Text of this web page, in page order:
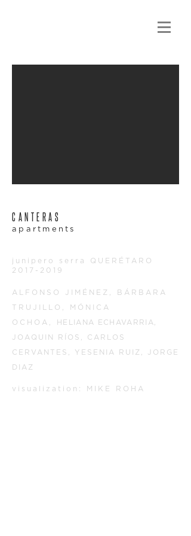
CANTERAS
apartments
junipero serra QUERÉTARO
2017-2019
ALFONSO JIMÉNEZ, BÁRBARA
TRUJILLO, MÓNICA
OCHOA, HELIANA ECHAVARRIA
JOAQUIN RÍOS, CARLOS
CERVANTES, YESENIA RUIZ, JORGE
DIAZ
visualization: MIKE ROHA